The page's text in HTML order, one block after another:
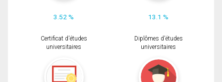
3.52 % 13.1 %
Certificat d'études
universitaires
Diplômes d'études
universitaires